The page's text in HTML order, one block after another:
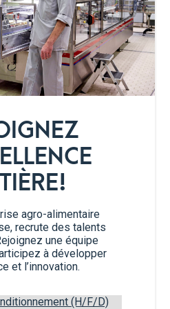
agro-alimentaire
recrute des talents
une équipe
à développer
et l’innovation.
(H/F/D)
à l’ancienne
de crème fraîche liquide
des poireaux.
en quartiers dans le
vous vous obtenez